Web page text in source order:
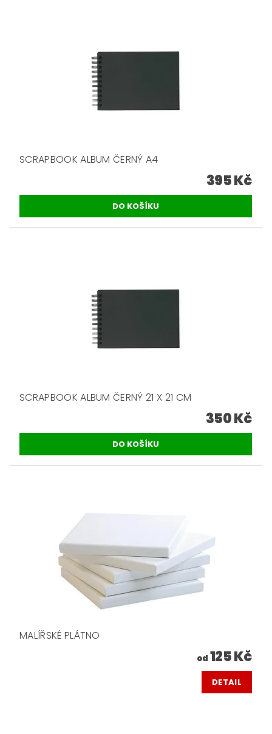
SCRAPBOOK ALBUM ČERNÝ A4
395 Kč
SCRAPBOOK ALBUM ČERNÝ 21 X 21 CM
350 Kč
MALÍŘSKÉ PLÁTNO
od 125 Kč
DETAIL